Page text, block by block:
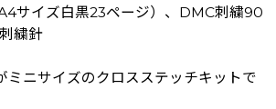
サイズ白黒23ページ）、DMC刺繍90
繍針
ニサイズのクロスステッチキットで